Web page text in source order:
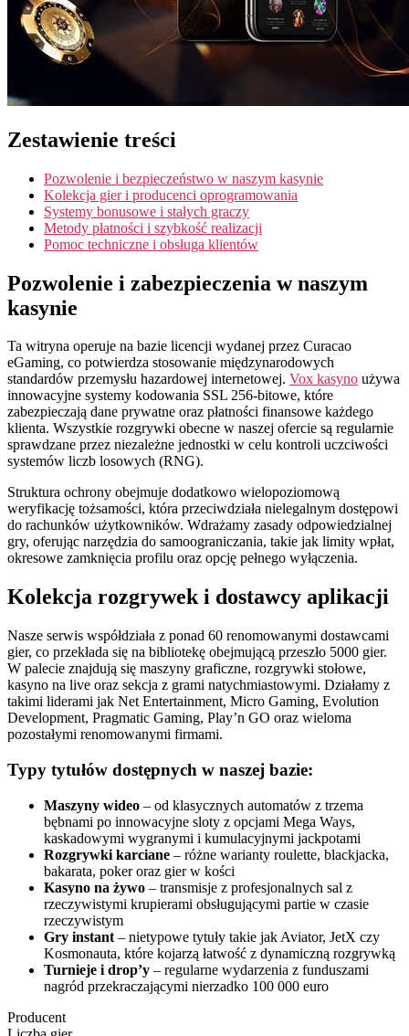
Zestawienie treści
Pozwolenie i bezpieczeństwo w naszym kasynie
Kolekcja gier i producenci oprogramowania
Systemy bonusowe i stałych graczy
Metody płatności i szybkość realizacji
Pomoc techniczne i obsługa klientów
Pozwolenie i zabezpieczenia w naszym
kasynie
Ta witryna operuje na bazie licencji wydanej przez Curacao
eGaming, co potwierdza stosowanie międzynarodowych
standardów przemysłu hazardowej internetowej. Vox kasyno używa
innowacyjne systemy kodowania SSL 256-bitowe, które
zabezpieczają dane prywatne oraz płatności finansowe każdego
klienta. Wszystkie rozgrywki obecne w naszej ofercie są regularnie
sprawdzane przez niezależne jednostki w celu kontroli uczciwości
systemów liczb losowych (RNG).
Struktura ochrony obejmuje dodatkowo wielopoziomową
weryfikację tożsamości, która przeciwdziała nielegalnym dostępowi
do rachunków użytkowników. Wdrażamy zasady odpowiedzialnej
gry, oferując narzędzia do samoograniczania, takie jak limity wpłat,
okresowe zamknięcia profilu oraz opcję pełnego wyłączenia.
Kolekcja rozgrywek i dostawcy aplikacji
Nasze serwis współdziała z ponad 60 renomowanymi dostawcami
gier, co przekłada się na bibliotekę obejmującą przeszło 5000 gier.
W palecie znajdują się maszyny graficzne, rozgrywki stołowe,
kasyno na live oraz sekcja z grami natychmiastowymi. Działamy z
takimi liderami jak Net Entertainment, Micro Gaming, Evolution
Development, Pragmatic Gaming, Play’n GO oraz wieloma
pozostałymi renomowanymi firmami.
Typy tytułów dostępnych w naszej bazie:
Maszyny wideo – od klasycznych automatów z trzema
bębnami po innowacyjne sloty z opcjami Mega Ways,
kaskadowymi wygranymi i kumulacyjnymi jackpotami
Rozgrywki karciane – różne warianty roulette, blackjacka,
bakarata, poker oraz gier w kości
Kasyno na żywo – transmisje z profesjonalnych sal z
rzeczywistymi krupierami obsługującymi partie w czasie
rzeczywistym
Gry instant – nietypowe tytuły takie jak Aviator, JetX czy
Kosmonauta, które kojarzą łatwość z dynamiczną rozgrywką
Turnieje i drop’y – regularne wydarzenia z funduszami
nagród przekraczającymi nierzadko 100 000 euro
Producent